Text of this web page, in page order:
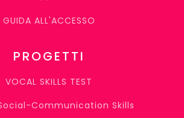
GUIDA ALL'ACCESSO
PROGETTI
VOCAL SKILLS TEST
Communication Skills